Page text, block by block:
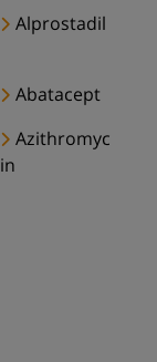
Alprostadil
Abatacept
Azithromyc
in